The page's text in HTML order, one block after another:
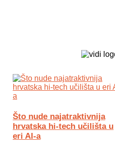
Što nude najatraktivnija
hrvatska hi-tech učilišta u
eri AI-a